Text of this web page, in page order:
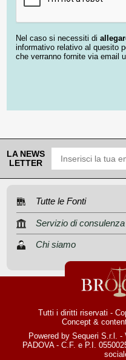
Nel caso si necessiti di
informativo relativo al quesito
che verranno fornite via email
LA NEWS
LETTER
Tutte le Fonti
Servizio di
Chi siamo
Tutti i diritti riservati -
Concept &
Powered by Sequeri S.r.l.
PADOVA - C.F. e P.I.